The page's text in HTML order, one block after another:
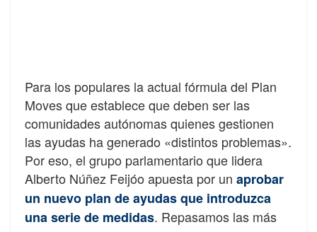
Para los populares la actual fórmula del Plan
Moves que establece que deben ser las
comunidades autónomas quienes gestionen
las ayudas ha generado «distintos problemas».
Por eso, el grupo parlamentario que lidera
Alberto Núñez Feijóo apuesta por un aprobar
un nuevo plan de ayudas que introduzca
una serie de medidas. Repasamos las más